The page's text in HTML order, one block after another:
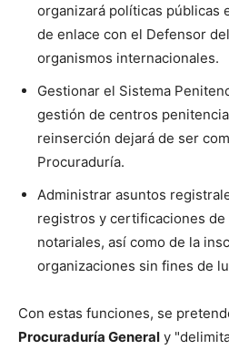
organizará políticas públicas
de enlace con el Defensor
organismos internacionales.
Gestionar el Sistema
gestión de centros
reinserción dejará de ser
Procuraduría.
Administrar asuntos
registros y certificaciones
notariales, así como de la
organizaciones sin fines de
Con estas funciones, se
Procuraduría General y